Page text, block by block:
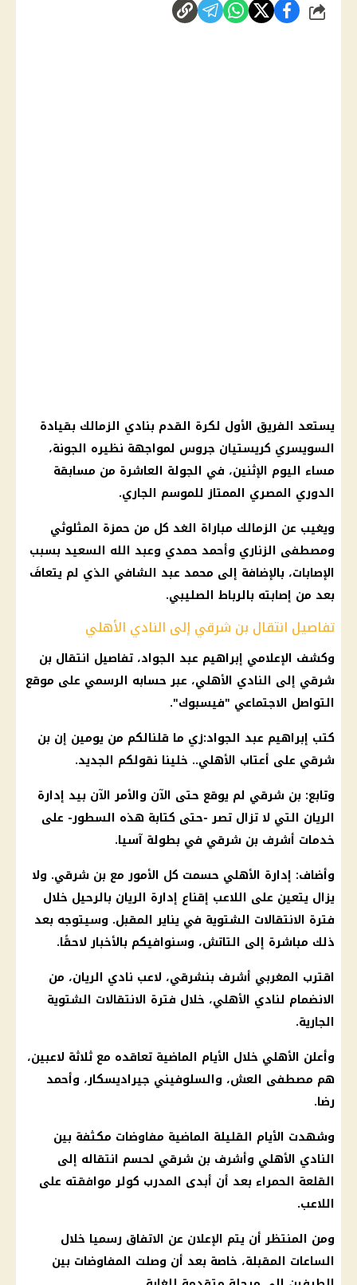
شارك
يستعد الفريق الأول لكرة القدم بنادي الزمالك بقيادة
السويسري كريستيان جروس لمواجهة نظيره الجونة،
مساء اليوم الإثنين، في الجولة العاشرة من مسابقة
الدوري المصري الممتاز للموسم الجاري.
ويغيب عن الزمالك مباراة الغد كل من حمزة المثلوثي
ومصطفى الزناري وأحمد حمدي وعبد الله السعيد بسبب
الإصابات، بالإضافة إلى محمد عبد الشافي الذي لم يتعافَ
بعد من إصابته بالرباط الصليبي.
تفاصيل انتقال بن شرقي إلى النادي الأهلي
وكشف الإعلامي إبراهيم عبد الجواد، تفاصيل انتقال بن
شرقي إلى النادي الأهلي، عبر حسابه الرسمي على موقع
التواصل الاجتماعي "فيسبوك".
كتب إبراهيم عبد الجواد:زي ما قلنالكم من يومين إن بن
شرقي على أعتاب الأهلي.. خلينا نقولكم الجديد.
وتابع: بن شرقي لم يوقع حتى الآن والأمر الآن بيد إدارة
الريان التي لا تزال تصر -حتى كتابة هذه السطور- على
خدمات أشرف بن شرقي في بطولة آسيا.
وأضاف: إدارة الأهلي حسمت كل الأمور مع بن شرقي. ولا
يزال يتعين على اللاعب إقناع إدارة الريان بالرحيل خلال
فترة الانتقالات الشتوية في يناير المقبل. وسيتوجه بعد
ذلك مباشرة إلى التاتش، وسنوافيكم بالأخبار لاحقًا.
اقترب المغربي أشرف بنشرقي، لاعب نادي الريان، من
الانضمام لنادي الأهلي، خلال فترة الانتقالات الشتوية
الجارية.
وأعلن الأهلي خلال الأيام الماضية تعاقده مع ثلاثة لاعبين،
هم مصطفى العش، والسلوفيني جيراديسكار، وأحمد
رضا.
وشهدت الأيام القليلة الماضية مفاوضات مكثفة بين
النادي الأهلي وأشرف بن شرقي لحسم انتقاله إلى
القلعة الحمراء بعد أن أبدى المدرب كولرموافقته على
اللاعب.
ومن المنتظر أن يتم الإعلان عن الاتفاق رسميا خلال
الساعات المقبلة، خاصة بعد أن وصلت المفاوضات بين